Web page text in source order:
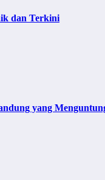
dan Terkini
yang